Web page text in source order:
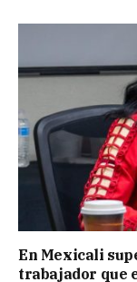
En Mexicali
trabajador que